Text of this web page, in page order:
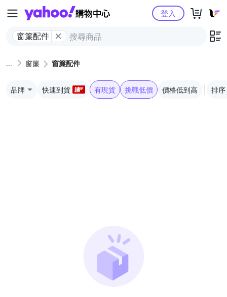
Yahoo購物中心
窗簾配件
登入
窗簾 窗簾配件
品牌 快速到貨 有現貨 挑戰低價 價格低到高 排序